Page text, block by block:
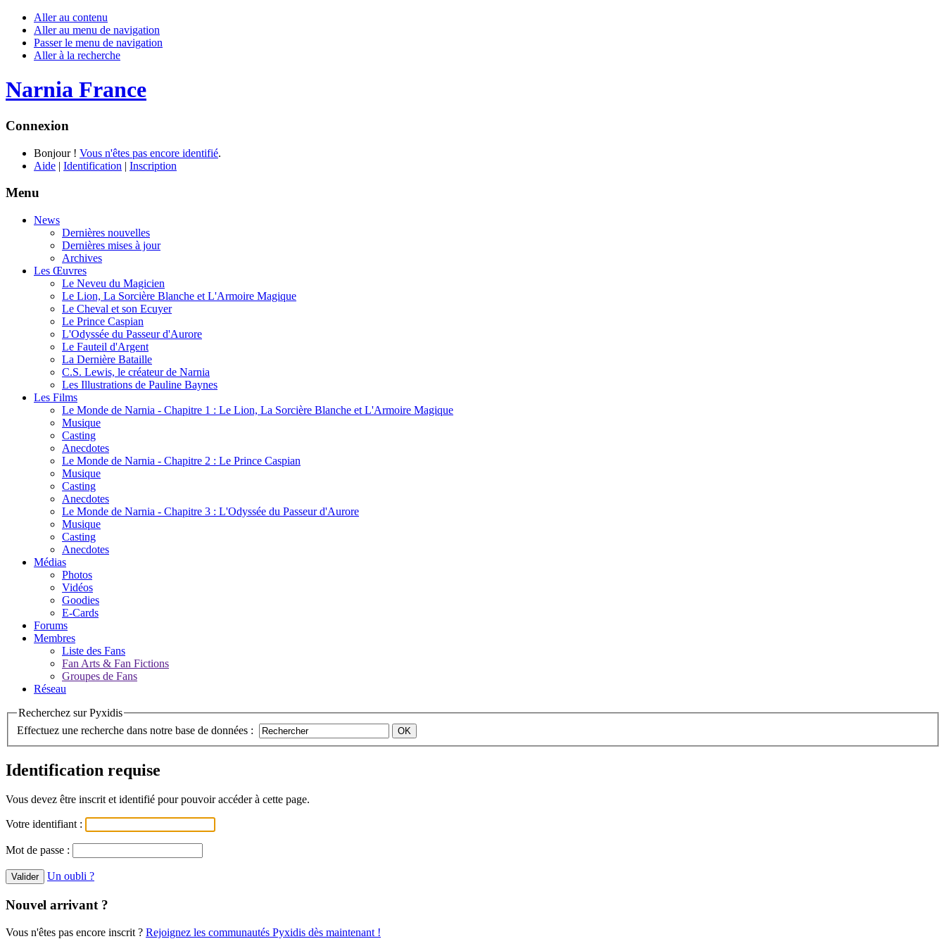
Aller au contenu
Aller au menu de navigation
Passer le menu de navigation
Aller à la recherche
Narnia France
Connexion
Bonjour ! Vous n'êtes pas encore identifié.
Aide | Identification | Inscription
Menu
News
Dernières nouvelles
Dernières mises à jour
Archives
Les Œuvres
Le Neveu du Magicien
Le Lion, La Sorcière Blanche et L'Armoire Magique
Le Cheval et son Ecuyer
Le Prince Caspian
L'Odyssée du Passeur d'Aurore
Le Fauteil d'Argent
La Dernière Bataille
C.S. Lewis, le créateur de Narnia
Les Illustrations de Pauline Baynes
Les Films
Le Monde de Narnia - Chapitre 1 : Le Lion, La Sorcière Blanche et L'Armoire Magique
Musique
Casting
Anecdotes
Le Monde de Narnia - Chapitre 2 : Le Prince Caspian
Musique
Casting
Anecdotes
Le Monde de Narnia - Chapitre 3 : L'Odyssée du Passeur d'Aurore
Musique
Casting
Anecdotes
Médias
Photos
Vidéos
Goodies
E-Cards
Forums
Membres
Liste des Fans
Fan Arts & Fan Fictions
Groupes de Fans
Réseau
Recherchez sur Pyxidis
Effectuez une recherche dans notre base de données :
Identification requise
Vous devez être inscrit et identifié pour pouvoir accéder à cette page.
Votre identifiant :
Mot de passe :
Un oubli ?
Nouvel arrivant ?
Vous n'êtes pas encore inscrit ? Rejoignez les communautés Pyxidis dès maintenant !